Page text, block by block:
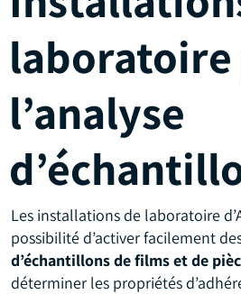
l’analyse
Les installations de laboratoire
possibilité d’activer facilement
d’échantillons de films et de
déterminer les propriétés